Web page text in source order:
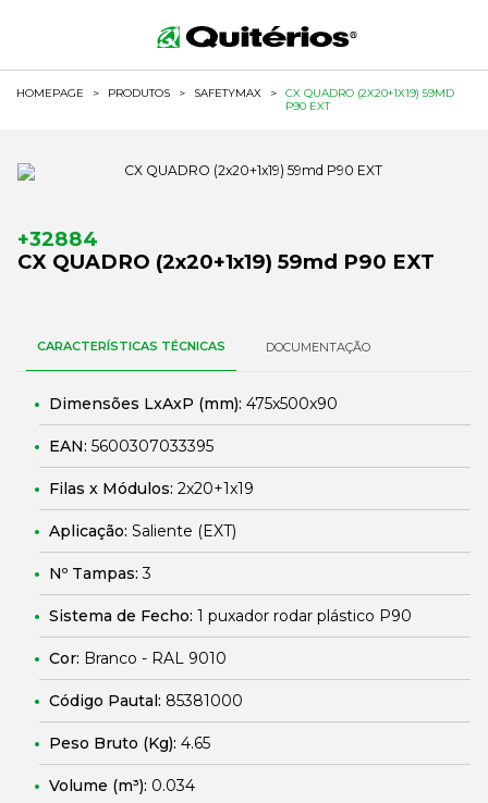
HOMEPAGE > PRODUTOS > SAFETYMAX >
CX QUADRO (2X20+1X19) 59MD
P90 EXT
+32884
CX QUADRO (2x20+1x19) 59md P90 EXT
CARACTERÍSTICAS TÉCNICAS DOCUMENTAÇÃO
Dimensões LxAxP (mm): 475x500x90
EAN: 5600307033395
Filas x Módulos: 2x20+1x19
Aplicação: Saliente (EXT)
Nº Tampas:3
Sistema de Fecho: 1 puxador rodar plástico P90
Cor: Branco - RAL 9010
Código Pautal: 85381000
Peso Bruto (Kg): 4.65
Volume (m³): 0.034